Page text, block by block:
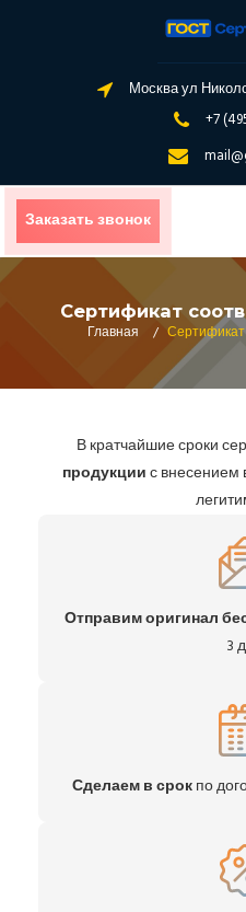
Москва ул
+7
Заказать звонок
Сертификат
Главная
/ Сертификат
В кратчайшие сроки
продукциис внесением
Отправим оригинал
3
Сделаем в срокпо